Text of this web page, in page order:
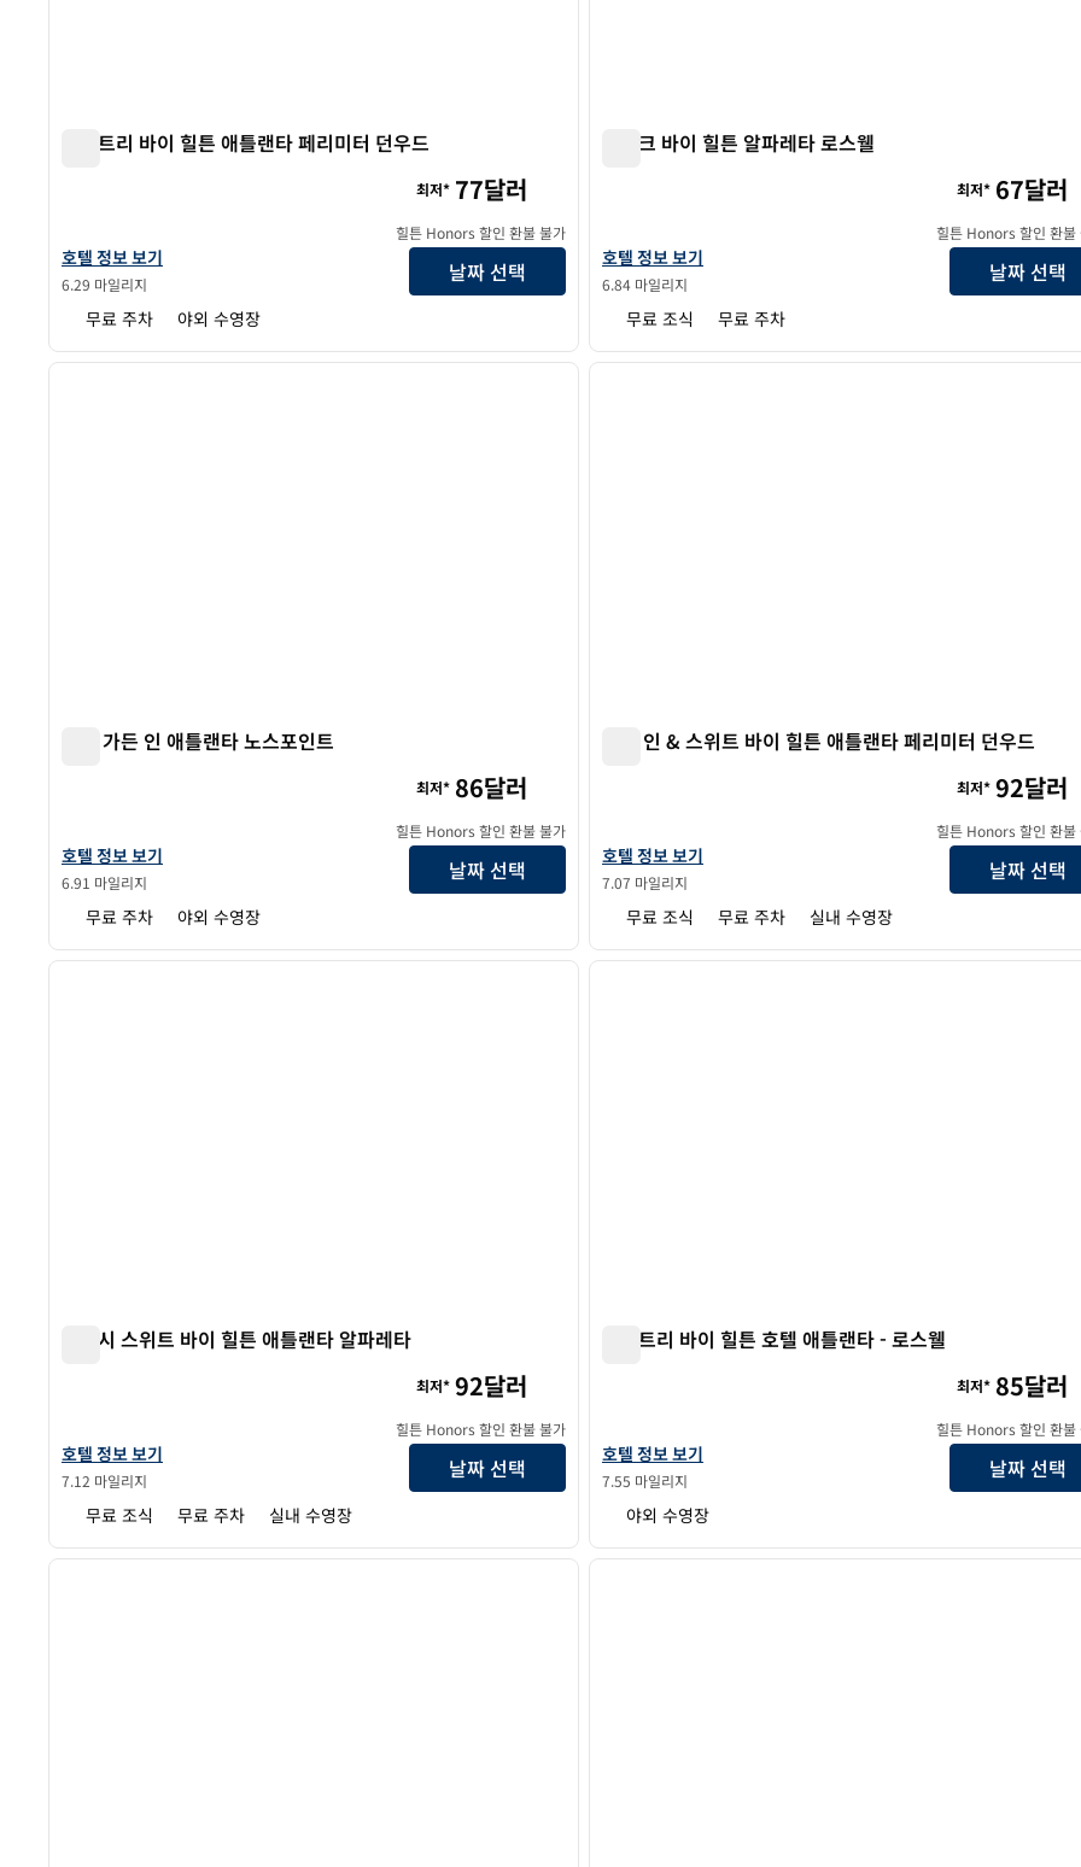
더블트리 바이 힐튼 애틀랜타 페리미터 던우드
더블트리 바이 힐튼 애틀랜타 페리미터 던우드의 호텔 정보 보기
호텔 정보 보기
6.29 마일리지
최저* 77달러
힐튼 Honors 할인 환불 불가
날짜 선택
무료 주차 야외 수영장
스파크 바이 힐튼 알파레타 로스웰
스파크 바이 힐튼 알파레타 로스웰의 호텔 정보 보기
호텔 정보 보기
6.84 마일리지
최저* 67달러
힐튼 Honors 할인 환불
날짜 선택
무료 조식 무료 주차
1/12
1/12
다음 이미지
힐튼 가든 인 애틀랜타 노스포인트
힐튼 가든 인 애틀랜타 노스포인트의 호텔 정보 보기
호텔 정보 보기
6.91 마일리지
최저* 86달러
힐튼 Honors 할인 환불 불가
날짜 선택
무료 주차 야외 수영장
1
1/12
햄튼 인 & 스위트 바이 힐튼 애틀랜타 페리미터 던우드
햄튼 인 & 스위트 바이 힐튼 애틀랜타 페리미터 던우드의 호텔 정보 보
호텔 정보 보기
7.07 마일리지
최저* 92달러
힐튼 Honors 할인 환불
날짜 선택
무료 조식 무료 주차 실내 수영장
1/12
1/12
다음 이미지
앰버시 스위트 바이 힐튼 애틀랜타 알파레타
앰버시 스위트 바이 힐튼 애틀랜타 알파레타의 호텔 정보 보기
호텔 정보 보기
7.12 마일리지
최저* 92달러
힐튼 Honors 할인 환불 불가
날짜 선택
무료 조식 무료 주차 실내 수영장
1
1/12
더블트리 바이 힐튼 호텔 애틀랜타 - 로스웰
더블트리 바이 힐튼 호텔 애틀랜타 - 로스웰의 호텔 정보 보기
호텔 정보 보기
7.55 마일리지
최저* 85달러
힐튼 Honors 할인 환불
날짜 선택
야외 수영장
1/12
1/12
다음 이미지
1
1/12